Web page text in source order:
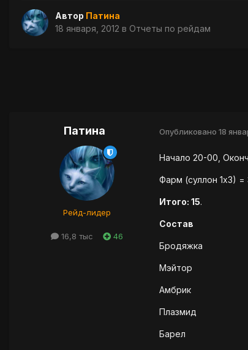
Автор Патина
18 января, 2012 в Отчеты по рейдам
Патина
Рейд-лидер
16,8 тыс 46
Опубликовано 18
Начало 20-00,
Фарм (суллон 1х3) =
Итого: 15.
Состав
Бродяжка
Мэйтор
Амбрик
Плазмид
Барел